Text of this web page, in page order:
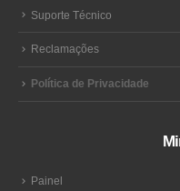
Suporte Técnico
Reclamações
Política de Privacidade
Painel